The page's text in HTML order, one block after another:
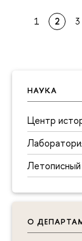
НАУКА
Центр
О
1 2 3